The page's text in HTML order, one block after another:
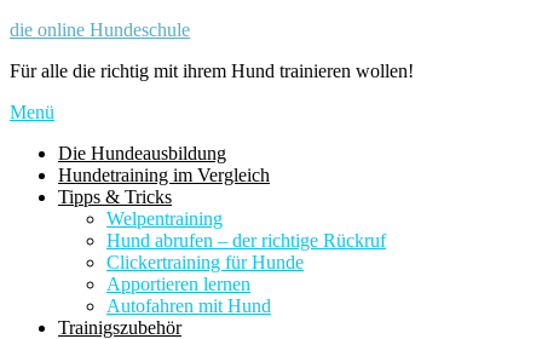
Zum
springen
die online Hundeschule
Für alle die richtig mit ihrem Hund trainieren wollen!
Menü
Die Hundeausbildung
Hundetraining im Vergleich
Tipps & Tricks
Welpentraining
Hund abrufen – der richtige Rückruf
Clickertraining für Hunde
Apportieren lernen
Autofahren mit Hund
Trainigszubehör